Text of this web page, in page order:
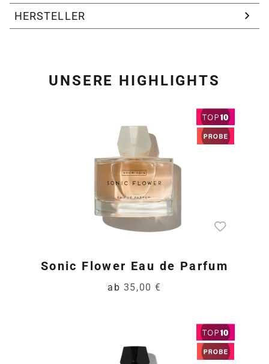
HERSTELLER
UNSERE HIGHLIGHTS
Sonic Flower Eau de Parfum
ab 35,00 €